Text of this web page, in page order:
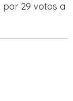
por 29 votos a